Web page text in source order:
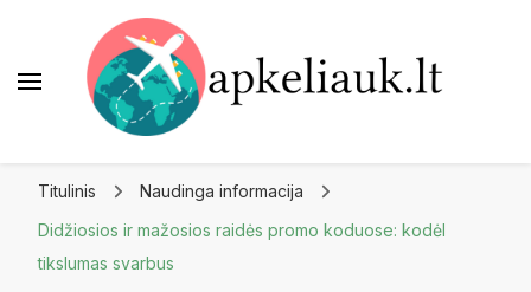
Titulinis
Naudinga informacija
Didžiosios ir mažosios raidės promo koduose: kodėl
tikslumas svarbus